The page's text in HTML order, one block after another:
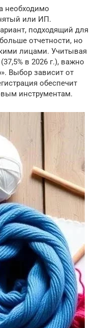
необходимо
или ИП.
подходящий для
отчетности, но
лицами. Учитывая
в 2026 г.), важно
Выбор зависит от
обеспечит
инструментам.